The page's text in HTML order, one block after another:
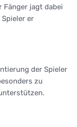
Fänger jagt dabei
er
der Spieler
zu